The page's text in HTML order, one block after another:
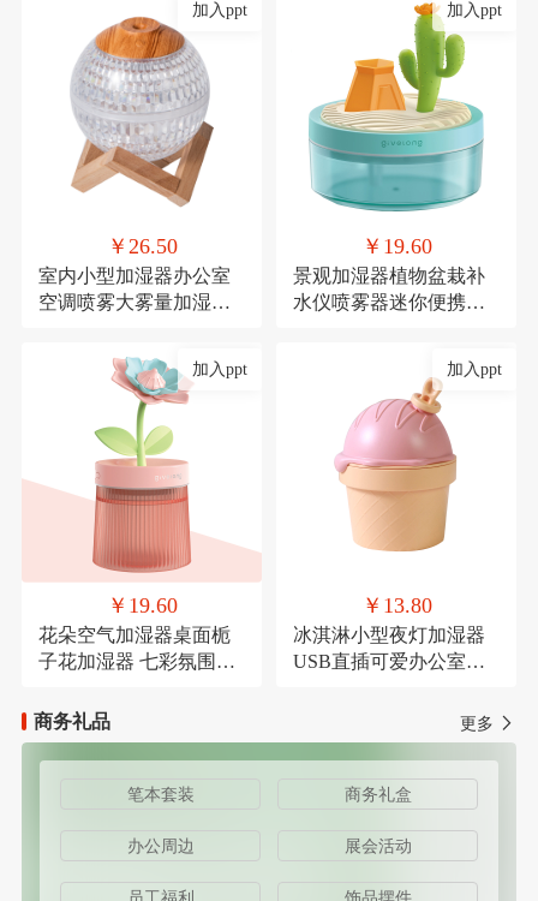
加入ppt
￥26.50
室内小型加湿器办公室
空调喷雾大雾量加湿器
加入ppt
￥19.60
景观加湿器植物盆栽补
水仪喷雾器迷你便携式
加入ppt
￥19.60
花朵空气加湿器桌面栀
子花加湿器 七彩氛围灯
加入ppt
￥13.80
冰淇淋小型夜灯加湿器
USB直插可爱办公室桌
商务礼品
更多
笔本套装 商务礼盒
办公周边 展会活动